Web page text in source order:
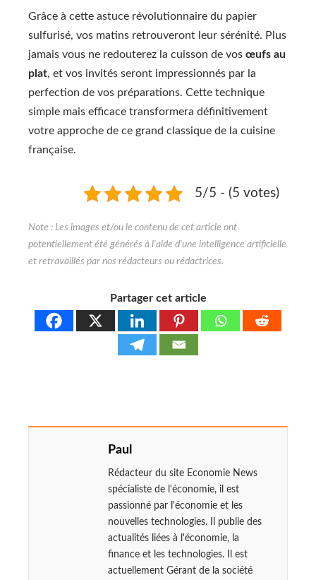
Grâce à cette astuce révolutionnaire du papier
sulfurisé, vos matins retrouveront leur sérénité. Plus
jamais vous ne redouterez la cuisson de vos œufs au
plat, et vos invités seront impressionnés par la
perfection de vos préparations. Cette technique
simple mais efficace transformera définitivement
votre approche de ce grand classique de la cuisine
française.
5/5 - (5 votes)
Partager cet article
Paul
Rédacteur du site Economie News
spécialiste de l'économie, il est
passionné par l'économie et les
nouvelles technologies. Il publie des
actualités liées à l'économie, la
finance et les technologies. Il est
actuellement Gérant de la société